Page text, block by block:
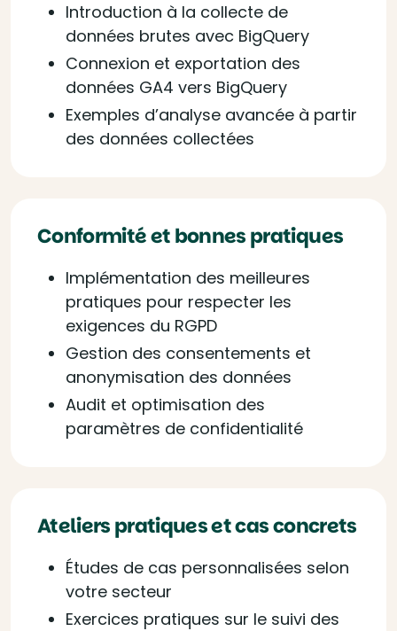
Introduction à la collecte de
données brutes avec BigQuery
Connexion et exportation des
données GA4 vers BigQuery
Exemples d’analyse avancée à partir
des données collectées
Conformité et bonnes pratiques
Implémentation des meilleures
pratiques pour respecter les
exigences du RGPD
Gestion des consentements et
anonymisation des données
Audit et optimisation des
paramètres de confidentialité
Ateliers pratiques et cas concrets
Études de cas personnalisées selon
votre secteur
Exercices pratiques sur le suivi des